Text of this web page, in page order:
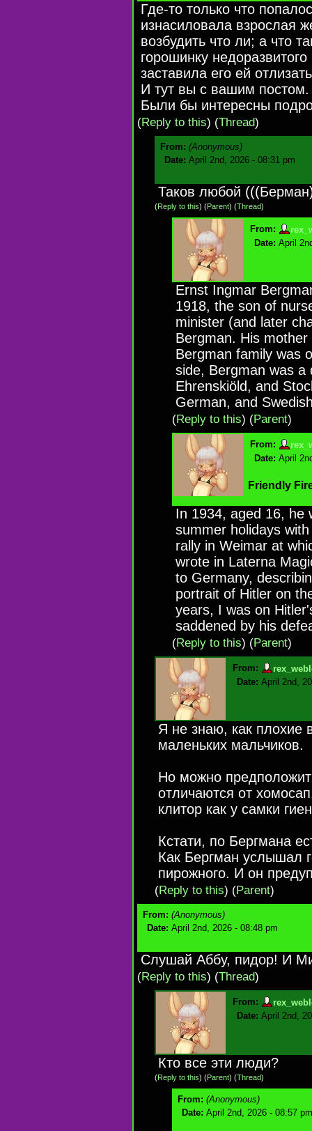
Где-то только что
изнасиловала взрослая
возбудить что ли; а что
горошинку
заставила его ей
И тут вы с вашим постом.
Были бы интересны
(Reply to this) (Thread)
From: (Anonymous)
Date: April 2nd, 2026 - 08:31 pm
Таков любой
(Reply to this) (Parent) (Thread)
From:
Date: April
Ernst Ingmar
1918, the son of
minister (and later
Bergman. His
Bergman family was
side, Bergman was a
Ehrenskiöld, and
German, and
(Reply to this) (Parent)
From:
Date: April
Friendly
In 1934, aged 16, he
summer holidays
rally in Weimar at
wrote in Laterna
to Germany,
portrait of Hitler on
years, I was on
saddened by his
(Reply to this) (Parent)
From:
Date: April 2nd,
Я не знаю, как плохие
маленьких мальчиков.
Но можно
отличаются от
клитор как у самки
Кстати, по Бергмана
Как Бергман услышал
пирожного. И он
(Reply to this) (Parent)
From: (Anonymous)
Date: April 2nd, 2026 - 08:48 pm
Слушай Аббу, пидор! И
(Reply to this) (Thread)
From:
Date: April 2nd,
Кто все эти люди?
(Reply to this) (Parent) (Thread)
From: (Anonymous)
Date: April 2nd, 2026 - 08:57 pm